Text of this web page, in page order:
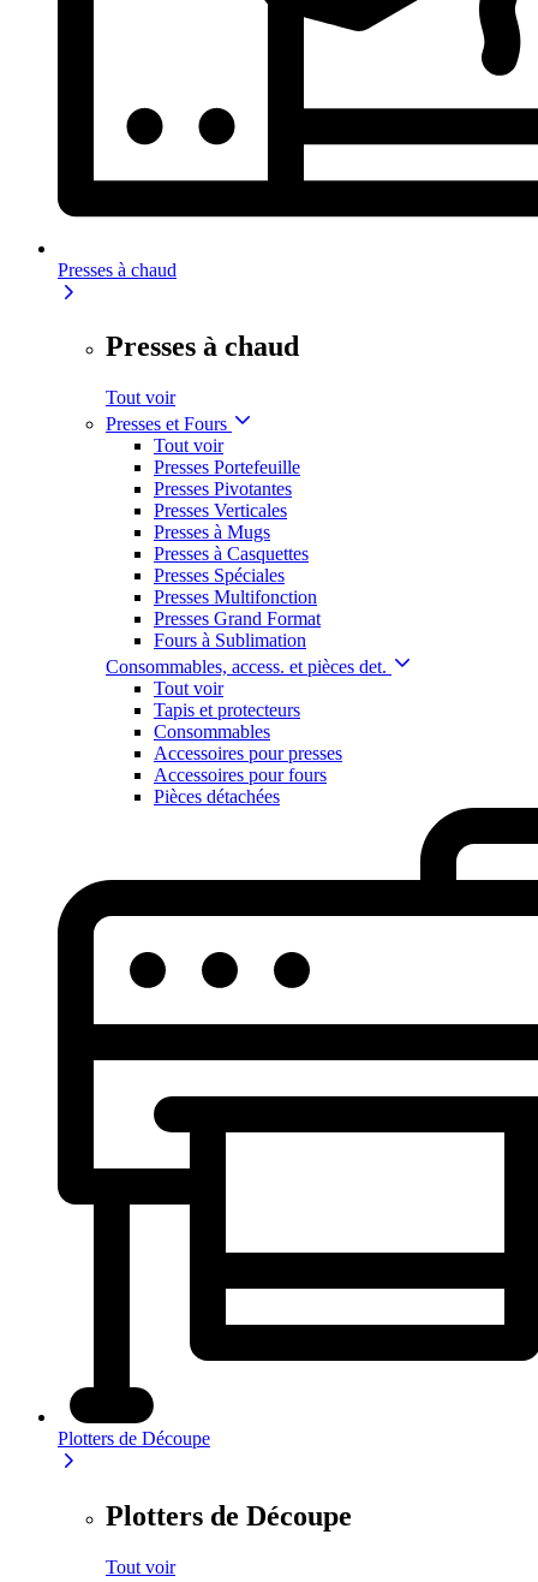
Presses à chaud
Presses à chaud
Tout voir
Presses et Fours
Tout voir
Presses Portefeuille
Presses Pivotantes
Presses Verticales
Presses à Mugs
Presses à Casquettes
Presses Spéciales
Presses Multifonction
Presses Grand Format
Fours à Sublimation
Consommables, access. et pièces det.
Tout voir
Tapis et protecteurs
Consommables
Accessoires pour presses
Accessoires pour fours
Pièces détachées
Plotters de Découpe
Plotters de Découpe
Tout voir